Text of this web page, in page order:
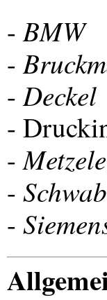
-BMW
-
-Deckel
-
-
-
-